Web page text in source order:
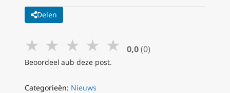
Delen
★ ★ ★ ★ ★ 0,0 (0)
Beoordeel aub deze post.
Categorieën: Nieuws